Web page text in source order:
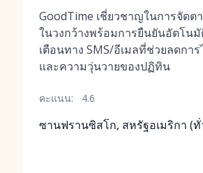
GoodTime เชี่ยวชาญในการจัด
ในวงกว้างพร้อมการยืนยันอัตโน
เตือนทาง SMS/อีเมลที่ช่วยลดกา
และความวุ่นวายของปฏิทิน
คะแนน: 4.6
ซานฟรานซิสโก, สหรัฐอเมริกา (ทั่